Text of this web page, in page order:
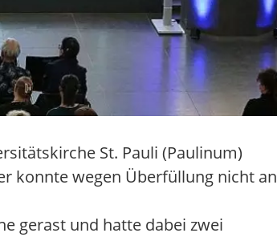
St. Pauli (Paulinum)
konnte wegen Überfüllung nicht an
gerast und hatte dabei zwei